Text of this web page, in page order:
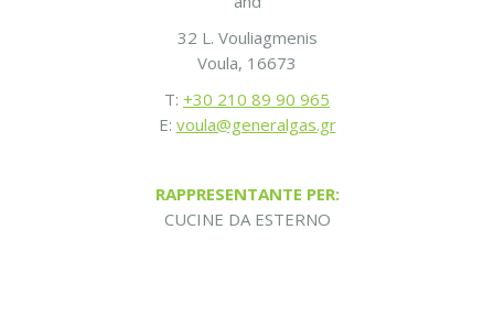
32 L. Vouliagmenis
Voula, 16673
T: +30 210 89 90 965
E: voula@generalgas.gr
RAPPRESENTANTE PER:
CUCINE DA ESTERNO